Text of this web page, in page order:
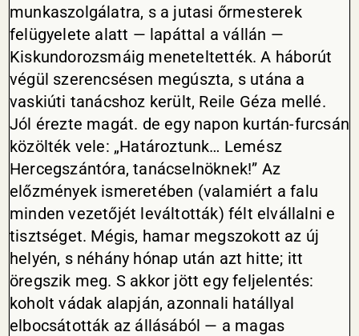
munkaszolgálatra, s a jutasi őrmesterek
felügyelete alatt — lapáttal a vállán —
Kiskundorozsmáig meneteltették. A háborút
végül szerencsésen megúszta, s utána a
vaskiúti tanácshoz került, Reile Géza mellé.
Jól érezte magát. de egy napon kurtán-furcsán
közölték vele: „Határoztunk… Lemész
Hercegszántóra, tanácselnöknek!” Az
előzmények ismeretében (valamiért a falu
minden vezetőjét leváltották) félt elvállalni e
tisztséget. Mégis, hamar megszokott az új
helyén, s néhány hónap után azt hitte; itt
öregszik meg. S akkor jött egy feljelentés:
koholt vádak alapján, azonnali hatállyal
elbocsátották az állásából — a magas